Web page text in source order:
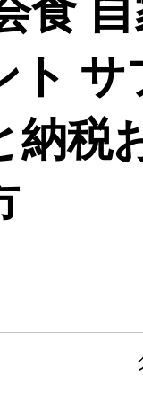
食
ト サ
納税